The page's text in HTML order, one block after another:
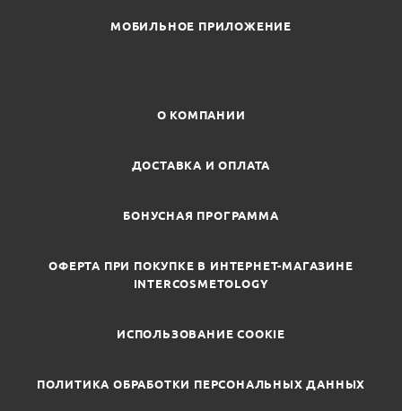
МОБИЛЬНОЕ ПРИЛОЖЕНИЕ
О КОМПАНИИ
ДОСТАВКА И ОПЛАТА
БОНУСНАЯ ПРОГРАММА
ОФЕРТА ПРИ ПОКУПКЕ В ИНТЕРНЕТ-МАГАЗИНЕ
INTERCOSMETOLOGY
ИСПОЛЬЗОВАНИЕ COOKIE
ПОЛИТИКА ОБРАБОТКИ ПЕРСОНАЛЬНЫХ ДАННЫХ